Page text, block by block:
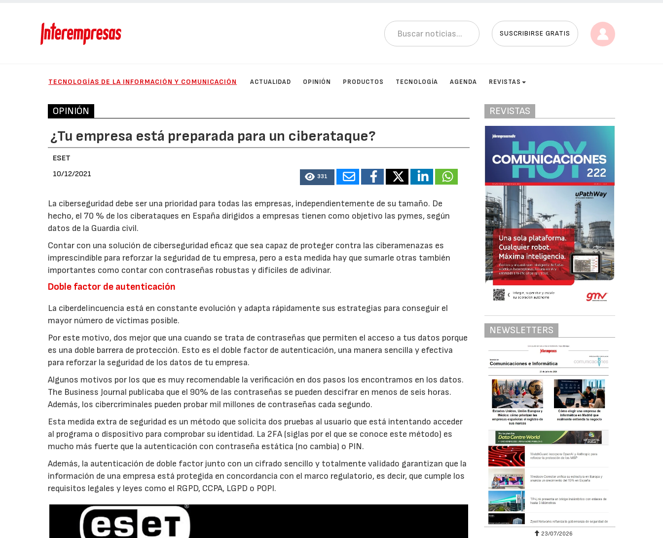
SUSCRIBIRSE GRATIS
TECNOLOGÍAS DE LA INFORMACIÓN Y COMUNICACIÓN ACTUALIDAD OPINIÓN PRODUCTOS TECNOLOGÍA AGENDA REVISTAS
OPINIÓN
¿Tu empresa está preparada para un ciberataque?
ESET
10/12/2021
331
La ciberseguridad debe ser una prioridad para todas las empresas, independientemente de su tamaño. De
hecho, el 70 % de los ciberataques en España dirigidos a empresas tienen como objetivo las pymes, según
datos de la Guardia civil.
Contar con una solución de ciberseguridad eficaz que sea capaz de proteger contra las ciberamenazas es
imprescindible para reforzar la seguridad de tu empresa, pero a esta medida hay que sumarle otras también
importantes como contar con contraseñas robustas y difíciles de adivinar.
Doble factor de autenticación
La ciberdelincuencia está en constante evolución y adapta rápidamente sus estrategias para conseguir el
mayor número de víctimas posible.
Por este motivo, dos mejor que una cuando se trata de contraseñas que permiten el acceso a tus datos porque
es una doble barrera de protección. Esto es el doble factor de autenticación, una manera sencilla y efectiva
para reforzar la seguridad de los datos de tu empresa.
Algunos motivos por los que es muy recomendable la verificación en dos pasos los encontramos en los datos.
The Business Journal publicaba que el 90% de las contraseñas se pueden descifrar en menos de seis horas.
Además, los cibercriminales pueden probar mil millones de contraseñas cada segundo.
Esta medida extra de seguridad es un método que solicita dos pruebas al usuario que está intentando acceder
al programa o dispositivo para comprobar su identidad. La 2FA (siglas por el que se conoce este método) es
mucho más fuerte que la autenticación con contraseña estática (no cambia) o PIN.
Además, la autenticación de doble factor junto con un cifrado sencillo y totalmente validado garantizan que la
información de una empresa está protegida en concordancia con el marco regulatorio, es decir, que cumple los
requisitos legales y leyes como el RGPD, CCPA, LGPD o POPI.
REVISTAS
NEWSLETTERS
23/07/2026